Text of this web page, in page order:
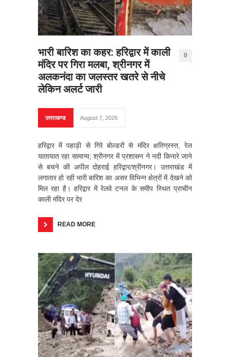
भारी बारिश का कहर: हरिद्वार में काली
मंदिर पर गिरा मलबा, श्रीनगर में
अलकनंदा का जलस्तर खतरे से नीचे
लेकिन अलर्ट जारी
0
उत्तराखण्ड August 7, 2026
हरिद्वार में पहाड़ी से गिरे बोल्डरों से मंदिर क्षतिग्रस्त, रेल
यातायात रहा सामान्य; श्रीनगर में प्रशासन ने नदी किनारे जाने
से बचने की अपील दोहराई हरिद्वार/श्रीनगर। उत्तराखंड में
लगातार हो रही भारी बारिश का असर विभिन्न क्षेत्रों में देखने को
मिल रहा है। हरिद्वार में रेलवे टनल के समीप स्थित प्राचीन
काली मंदिर पर देर
READ MORE